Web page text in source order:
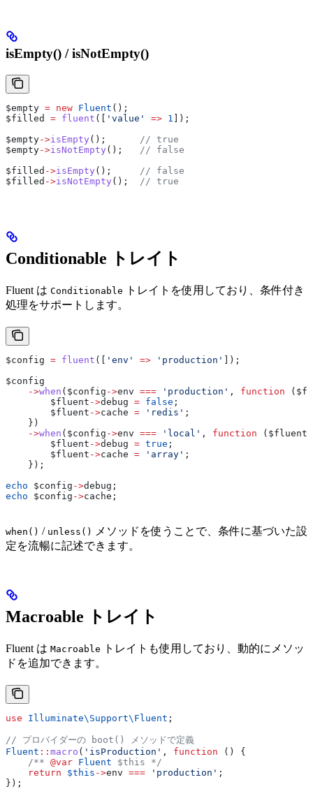
isEmpty() / isNotEmpty()
$empty = new Fluent ();
$filled
= fluent ([ 'value' => 1
]);
$empty->isEmpty ();
// true
$empty->isNotEmpty ();
// false
$filled ->isEmpty ();
// false
$filled ->isNotEmpty (); // true
Conditionable トレイト
Fluent は Conditionable
トレイトを使用しており、条件付き
処理をサポートします。
$config = fluent ([ 'env' => 'production'
]);
$config
    ->
when ( $config ->env === 'production' , function (
        $fluent
->debug = false ;
        $fluent
->cache = 'redis' ;
    })
    ->
when ( $config ->env === 'local' , function ( $fluent
        $fluent
->debug = true ;
        $fluent
->cache = 'array' ;
    });
echo $config ->debug ;
echo $config ->cache ;
when() / unless()
メソッドを使うことで、条件に基づいた設
定を流暢に記述できます。
Macroable トレイト
Fluent は Macroable
トレイトも使用しており、動的にメソッ
ドを追加できます。
use Illuminate\Support\ Fluent ;
// プロバイダーの boot() メソッドで定義
Fluent :: macro ( 'isProduction' , function () {
    /**
@var Fluent $this */
    return
$this ->env === 'production' ;
});